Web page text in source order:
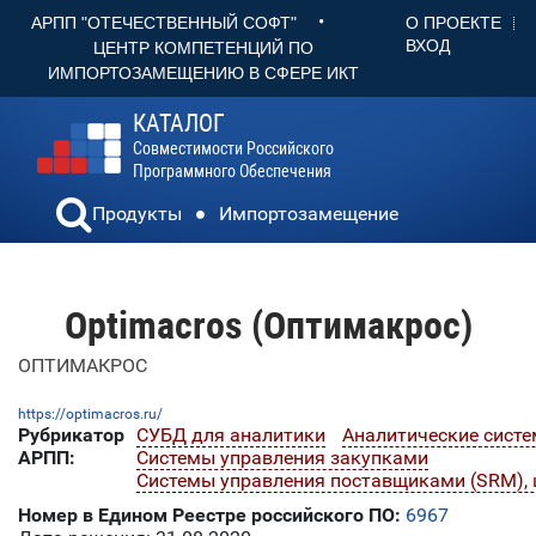
АРПП "ОТЕЧЕСТВЕННЫЙ СОФТ" •
ЦЕНТР КОМПЕТЕНЦИЙ ПО
ИМПОРТОЗАМЕЩЕНИЮ В СФЕРЕ ИКТ
О ПРОЕКТЕ
ВХОД
КАТАЛОГ
Совместимости Российского
Программного Обеспечения
Продукты Импортозамещение
Optimacros (Оптимакрос)
ОПТИМАКРОС
https://optimacros.ru/
Рубрикатор
АРПП:
СУБД для аналитики
Аналитические
Системы управления закупками
Системы управления поставщиками (SRM),
Номер в Едином Реестре российского ПО: 6967